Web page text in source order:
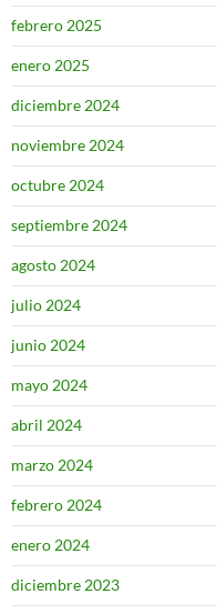
febrero 2025
enero 2025
diciembre 2024
noviembre 2024
octubre 2024
septiembre 2024
agosto 2024
julio 2024
junio 2024
mayo 2024
abril 2024
marzo 2024
febrero 2024
enero 2024
diciembre 2023